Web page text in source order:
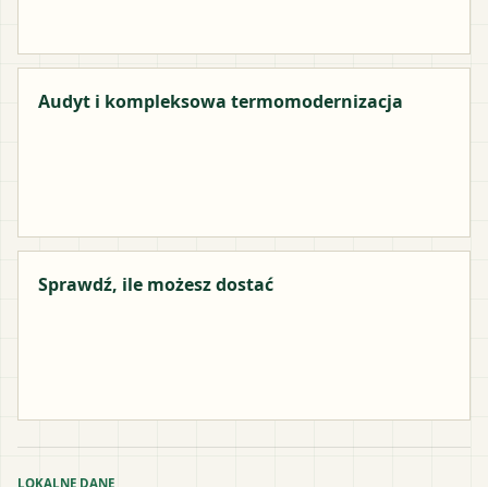
Audyt i kompleksowa termomodernizacja
Sprawdź, ile możesz dostać
LOKALNE DANE